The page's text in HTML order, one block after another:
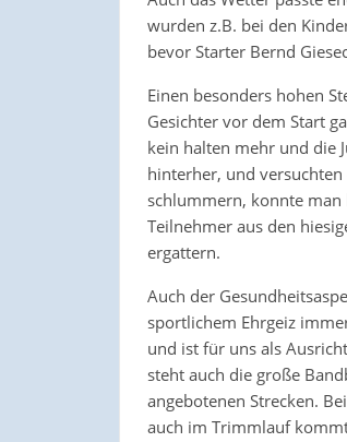
wurden z.B. bei den
bevor Starter Bernd
Einen besonders hohen
Gesichter vor dem Start
kein halten mehr und die
hinterher, und
schlummern, konnte man
Teilnehmer aus den
ergattern.
Auch der
sportlichem Ehrgeiz
und ist für uns als
steht auch die große
angebotenen Strecken.
auch im Trimmlauf